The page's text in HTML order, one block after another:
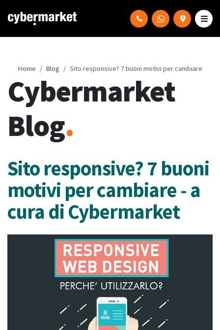
Home Blog Sito responsive? 7 buoni motivi per cambiare
Cybermarket
Blog.
Sito responsive? 7 buoni
motivi per cambiare - a
cura di Cybermarket